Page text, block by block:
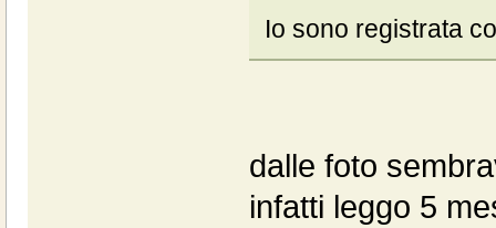
Io sono registrata
dalle foto
infatti leggo 5